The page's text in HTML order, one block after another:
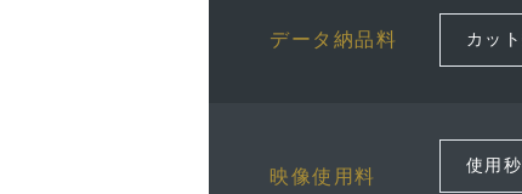
データ納品料
映像使用料